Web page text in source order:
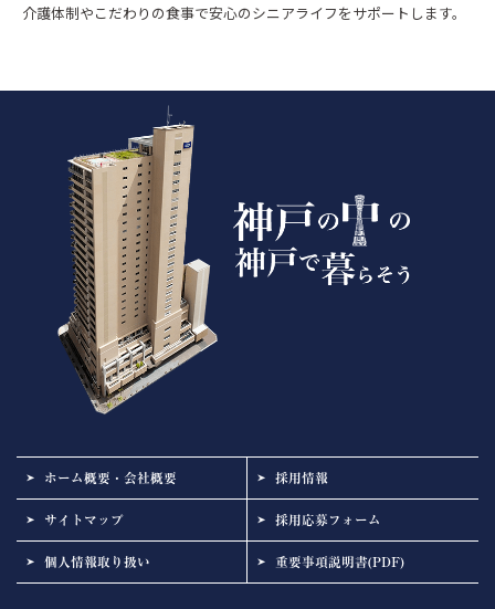
介護体制やこだわりの食事で安心のシニアライフをサポートします。
ホーム概要・会社概要 採用情報
サイトマップ 採用応募フォーム
個人情報取り扱い 重要事項説明書(PDF)